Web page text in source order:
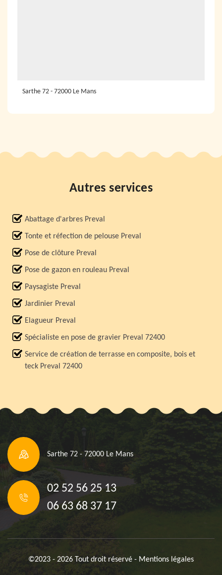
Sarthe 72 - 72000 Le Mans
Autres services
Abattage d'arbres Preval
Tonte et réfection de pelouse Preval
Pose de clôture Preval
Pose de gazon en rouleau Preval
Paysagiste Preval
Jardinier Preval
Elagueur Preval
Spécialiste en pose de gravier Preval 72400
Service de création de terrasse en composite, bois et
teck Preval 72400
Sarthe 72 - 72000 Le Mans
02 52 56 25 13
06 63 68 37 17
©2023 - 2026 Tout droit réservé - Mentions légales